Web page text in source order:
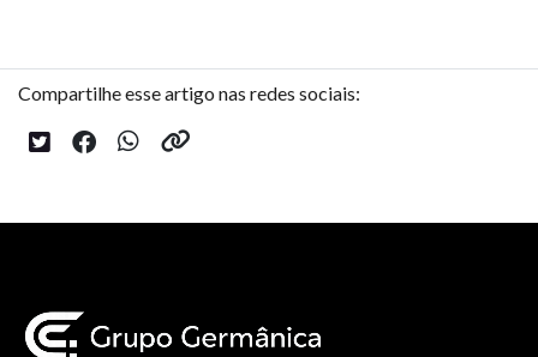
Compartilhe esse artigo nas redes sociais: